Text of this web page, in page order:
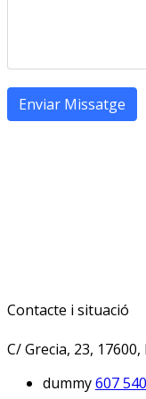
Enviar Missatge
Contacte i situació
C/ Grecia, 23,
dummy607